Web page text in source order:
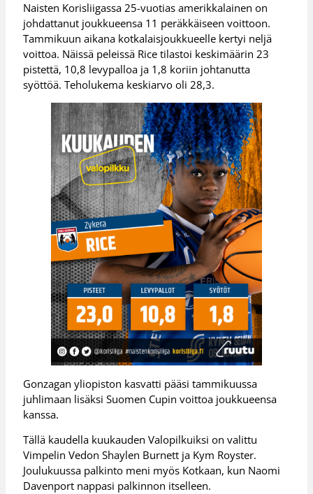
Naisten Korisliigassa 25-vuotias amerikkalainen on
johdattanut joukkueensa 11 peräkkäiseen voittoon.
Tammikuun aikana kotkalaisjoukkueelle kertyi neljä
voittoa. Näissä peleissä Rice tilastoi keskimäärin 23
pistettä, 10,8 levypalloa ja 1,8 koriin johtanutta
syöttöä. Teholukema keskiarvo oli 28,3.
Gonzagan yliopiston kasvatti pääsi tammikuussa
juhlimaan lisäksi Suomen Cupin voittoa joukkueensa
kanssa.
Tällä kaudella kuukauden Valopilkuiksi on valittu
Vimpelin Vedon Shaylen Burnett ja Kym Royster.
Joulukuussa palkinto meni myös Kotkaan, kun Naomi
Davenport nappasi palkinnon itselleen.